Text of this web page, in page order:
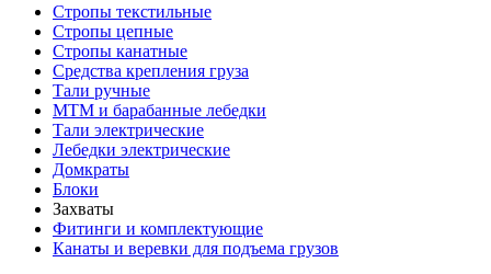
Стропы текстильные
Стропы цепные
Стропы канатные
Средства крепления груза
Тали ручные
МТМ и барабанные лебедки
Тали электрические
Лебедки электрические
Домкраты
Блоки
Захваты
Фитинги и комплектующие
Канаты и веревки для подъема грузов